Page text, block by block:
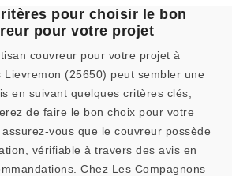
pour choisir le bon
pour votre projet
couvreur pour votre projet à
Lievremon (25650) peut sembler une
en suivant quelques critères clés,
de faire le bon choix pour votre
vous que le couvreur possède
vérifiable à travers des avis en
Chez Les Compagnons